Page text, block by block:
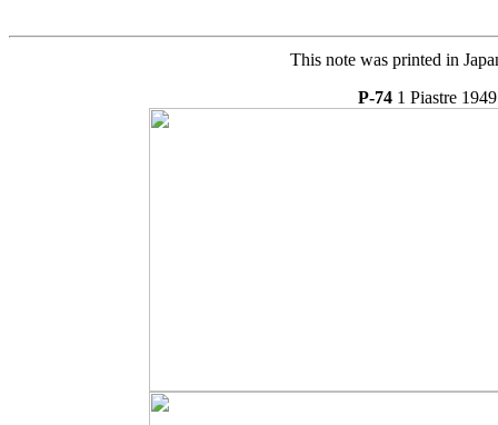
This note was printed in
P-74 1 Piastre 1949